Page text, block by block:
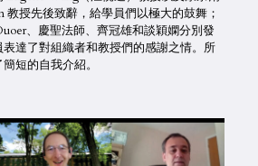
教授先後致辭，給學員們以極大的鼓舞；
、慶聖法師、齊冠雄和談穎嫻分別發
達了對組織者和教授們的感謝之情。所
短的自我介紹。